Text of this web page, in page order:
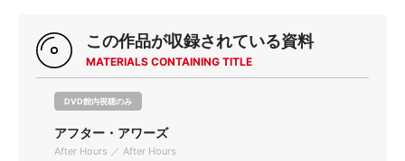
この作品が収録されている資料
MATERIALS CONTAINING TITLE
DVD館内視聴のみ
アフター・アワーズ
After Hours ／ After Hours